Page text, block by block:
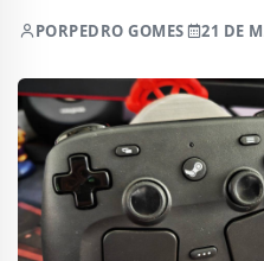
PORPEDRO GOMES 21 DE